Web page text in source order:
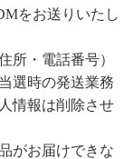
をお送りいたし
所・電話番号）
選時の発送業務
情報は削除させ
がお届けできな